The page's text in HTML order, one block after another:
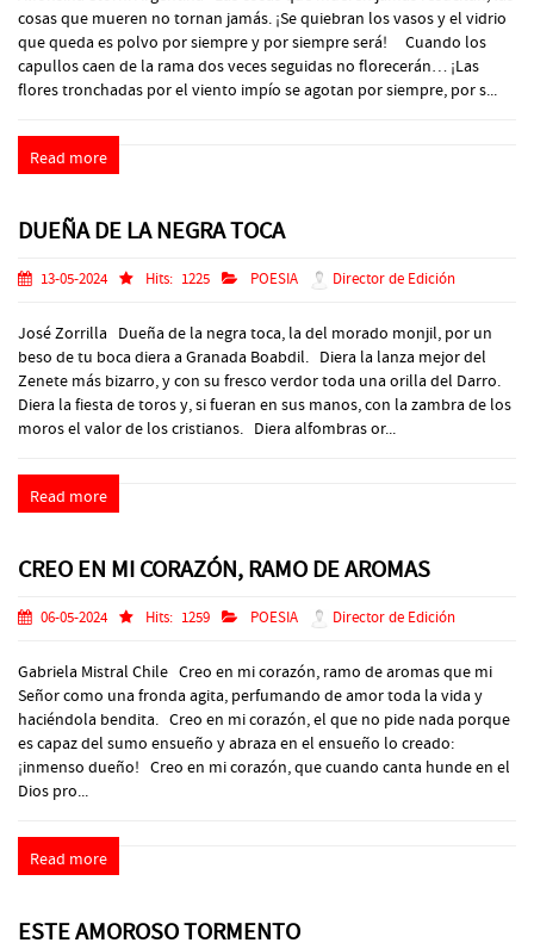
cosas que mueren no tornan jamás. ¡Se quiebran los vasos y el vidrio
que queda es polvo por siempre y por siempre será! Cuando los
capullos caen de la rama dos veces seguidas no florecerán… ¡Las
flores tronchadas por el viento impío se agotan por siempre, por s...
Read more
DUEÑA DE LA NEGRA TOCA
13-05-2024 Hits: 1225 POESIA Director de Edición
José Zorrilla Dueña de la negra toca, la del morado monjil, por un
beso de tu boca diera a Granada Boabdil. Diera la lanza mejor del
Zenete más bizarro, y con su fresco verdor toda una orilla del Darro.
Diera la fiesta de toros y, si fueran en sus manos, con la zambra de los
moros el valor de los cristianos. Diera alfombras or...
Read more
CREO EN MI CORAZÓN, RAMO DE AROMAS
06-05-2024 Hits: 1259 POESIA Director de Edición
Gabriela Mistral Chile Creo en mi corazón, ramo de aromas que mi
Señor como una fronda agita, perfumando de amor toda la vida y
haciéndola bendita. Creo en mi corazón, el que no pide nada porque
es capaz del sumo ensueño y abraza en el ensueño lo creado:
¡inmenso dueño! Creo en mi corazón, que cuando canta hunde en el
Dios pro...
Read more
ESTE AMOROSO TORMENTO